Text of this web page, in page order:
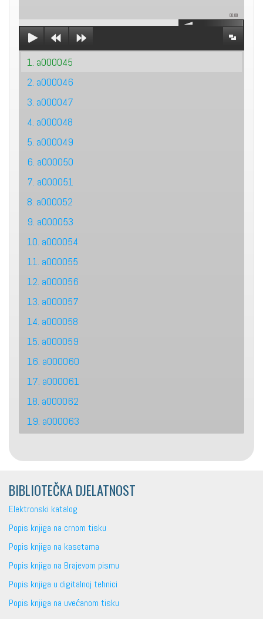
00:00
1. a000045
2. a000046
3. a000047
4. a000048
5. a000049
6. a000050
7. a000051
8. a000052
9. a000053
10. a000054
11. a000055
12. a000056
13. a000057
14. a000058
15. a000059
16. a000060
17. a000061
18. a000062
19. a000063
BIBLIOTEČKA DJELATNOST
Elektronski katalog
Popis knjiga na crnom tisku
Popis knjiga na kasetama
Popis knjiga na Brajevom pismu
Popis knjiga u digitalnoj tehnici
Popis knjiga na uvećanom tisku